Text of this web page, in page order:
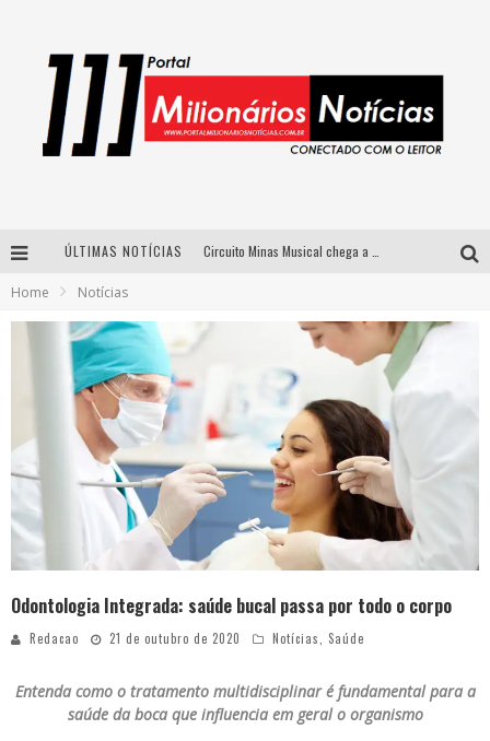
ÚLTIMAS NOTÍCIAS
Home Notícias
Odontologia Integrada: saúde bucal passa por todo o corpo
Redacao 21 de outubro de 2020 Notícias, Saúde
Entenda como o tratamento multidisciplinar é fundamental para a
saúde da boca que influencia em geral o organismo